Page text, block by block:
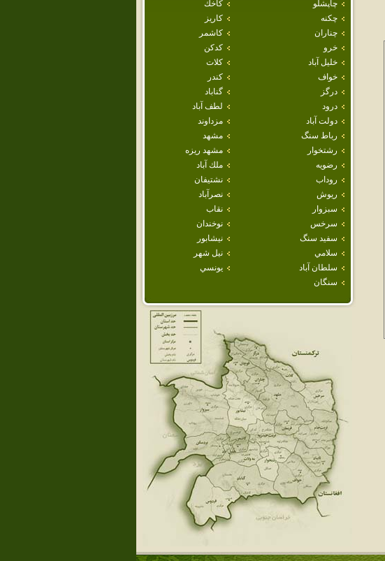
چاپشلو
كاخك
چکنه
كاريز
چناران
كاشمر
خرو
كدكن
خليل آباد
كلات
خواف
كندر
درگز
گناباد
درود
لطف آباد
دولت آباد
مزداوند
رباط سنگ
مشهد
رشتخوار
مشهد ريزه
رضويه
ملك آباد
روداب
نشتيفان
ريوش
نصرآباد
سبزوار
نقاب
سرخس
نوخندان
سفيد سنگ
نيشابور
سلامي
نيل شهر
سلطان آباد
يونسي
سنگان